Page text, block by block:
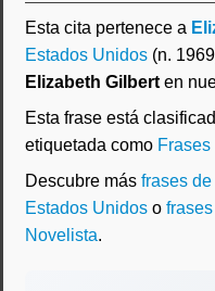
Esta cita pertenece a
Estados Unidos (n.
Elizabeth Gilbert en
Esta frase está
etiquetada como
Descubre más frases
Estados Unidos o
Novelista.